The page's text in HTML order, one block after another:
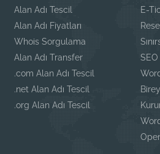
Alan Adı Tescil
Alan Adı Fiyatları
Whois Sorgulama
Alan Adı Transfer
.com Alan Adı Tescil
.net Alan Adı Tescil
.org Alan Adı Tescil
E-